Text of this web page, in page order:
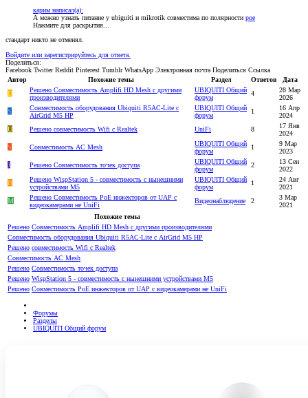
карим написал(а):
А можно узнать питание у ubiguiti и mikrotik совместима по полярности poe
Нажмите для раскрытия...
стандарт никто не отменял.
Войдите или зарегистрируйтесь для ответа.
Поделиться:
Facebook Twitter Reddit Pinterest Tumblr WhatsApp Электронная почта Поделиться Ссылка
Автор
Похожие темы Раздел Ответов
Дата
D
Решено Совместимость Amplifi HD Mesh c другими
производителями
UBIQUITI Общий
форум
4
28 Мар
2026
S
Совместимость оборудования Ubiquiti R5AC-Lite с
AirGrid M5 HP
UBIQUITI Общий
форум
1
16 Апр
2024
U
Решено совместимость Wifi с Realtek UniFi 8
17 Янв
2024
S
Совместимость АС Mesh
UBIQUITI Общий
форум
1
9 Мар
2023
J
Решено Совместимость точек доступа
UBIQUITI Общий
форум
2
13 Сен
2022
B
Решено WispStation 5 - совместимость с нынешними
устройствами M5
UBIQUITI Общий
форум
1
24 Авг
2021
M
Решено Совместимость PoE инжекторов от UAP с
видеокамерами не UniFi
Видеонаблюдение 2
3 Мар
2021
Похожие темы
Решено Совместимость Amplifi HD Mesh c другими производителями
Совместимость оборудования Ubiquiti R5AC-Lite с AirGrid M5 HP
Решено совместимость Wifi с Realtek
Совместимость АС Mesh
Решено Совместимость точек доступа
Решено WispStation 5 - совместимость с нынешними устройствами M5
Решено Совместимость PoE инжекторов от UAP с видеокамерами не UniFi
Форумы
Разделы
UBIQUITI Общий форум